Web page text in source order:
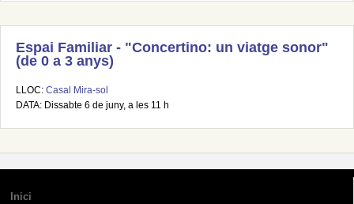
Espai Familiar - "Concertino: un viatge sonor"
(de 0 a 3 anys)
LLOC: Casal Mira-sol
DATA: Dissabte 6 de juny, a les 11 h
Inici